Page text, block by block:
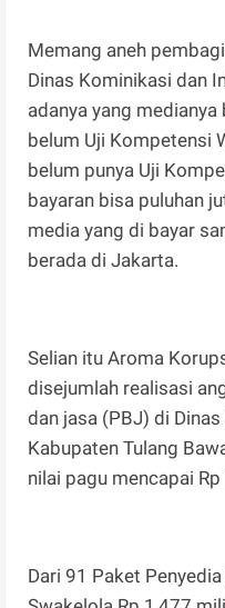
Memang aneh
Dinas Kominikasi dan
adanya yang
belum Uji Kompetensi
belum punya Uji
bayaran bisa puluhan
media yang di bayar
berada di Jakarta.
Selian itu Aroma
disejumlah realisasi
dan jasa (PBJ) di
Kabupaten Tulang
nilai pagu mencapai
Dari 91 Paket